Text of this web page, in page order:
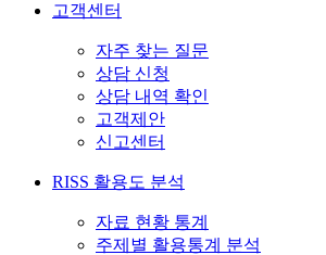
고객센터
자주 찾는 질문
상담 신청
상담 내역 확인
고객제안
신고센터
RISS 활용도 분석
자료 현황 통계
주제별 활용통계 분석